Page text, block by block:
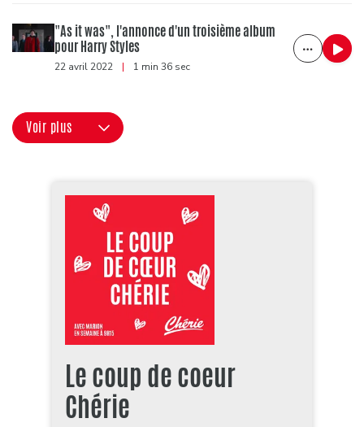
"As it was", l'annonce d'un troisième album
pour Harry Styles
22 avril 2022 | 1 min 36 sec
Voir plus
Le coup de coeur
Chérie